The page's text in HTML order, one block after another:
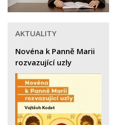
AKTUALITY
Novéna k Panně Marii
rozvazující uzly